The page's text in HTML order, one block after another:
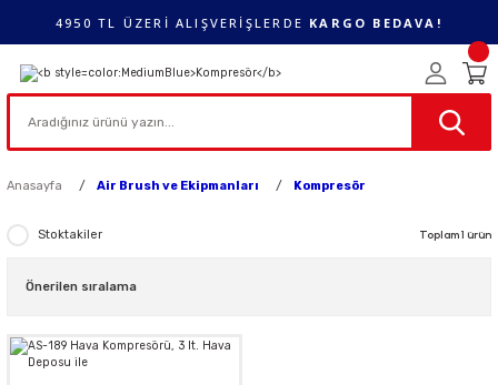
4950 TL ÜZERİ ALIŞVERİŞLERDE KARGO BEDAVA!
Anasayfa Air Brush ve Ekipmanları Kompresör
Stoktakiler Toplam 1 ürün